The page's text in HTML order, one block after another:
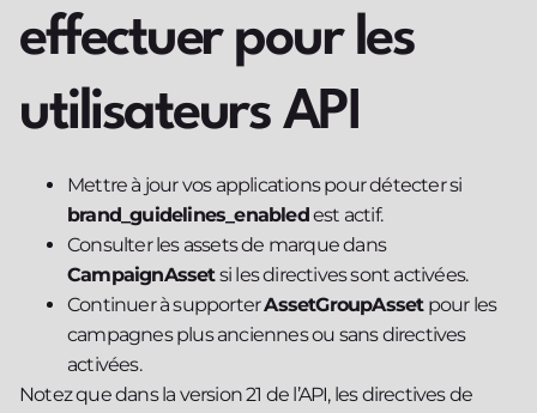
effectuer pour les
utilisateurs API
Mettre à jour vos applications pour détecter si
brand_guidelines_enabled est actif.
Consulter les assets de marque dans
CampaignAssetsi les directives sont activées.
Continuer à supporterAssetGroupAssetpour les
campagnes plus anciennes ou sans directives
activées.
Notez que dans la version 21 de l’API, les directives de